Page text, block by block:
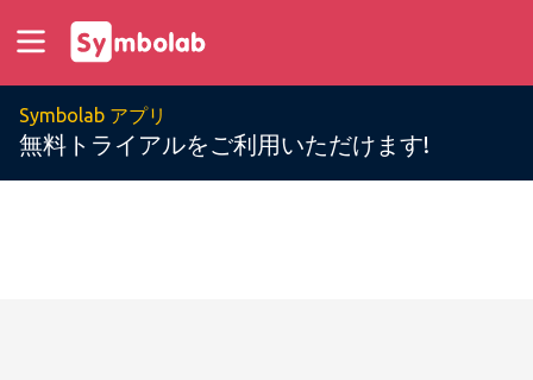
Symbolab アプリ
無料トライアルをご利用いただけます!